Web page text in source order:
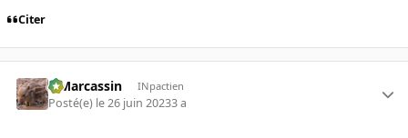
Citer
ElMarcassin INpactien
Posté(e) le 26 juin 20233 a